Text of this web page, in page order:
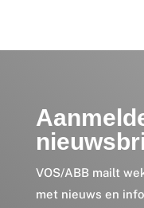
VOS/ABB mailt
met nieuws en